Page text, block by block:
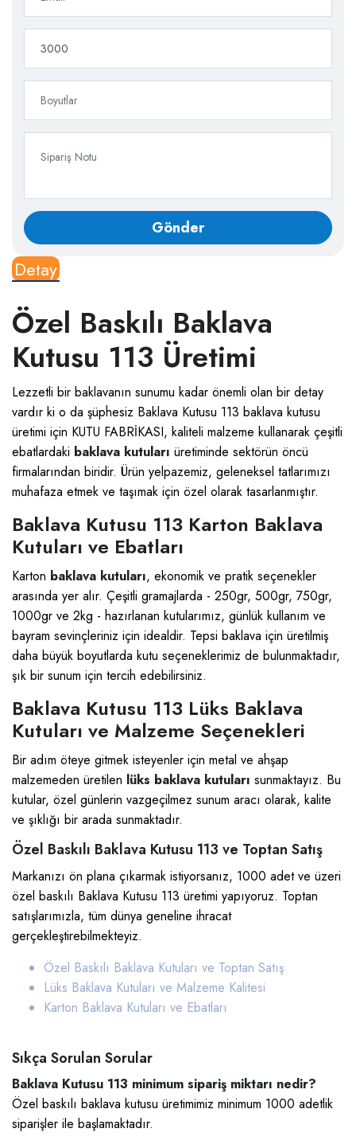
Detay
Özel Baskılı Baklava
Kutusu 113 Üretimi
Lezzetli bir baklavanın sunumu kadar önemli olan bir detay
vardır ki o da şüphesiz Baklava Kutusu 113 baklava kutusu
üretimi için KUTU FABRİKASI, kaliteli malzeme kullanarak çeşitli
ebatlardaki baklava kutuları üretiminde sektörün öncü
firmalarından biridir. Ürün yelpazemiz, geleneksel tatlarımızı
muhafaza etmek ve taşımak için özel olarak tasarlanmıştır.
Baklava Kutusu 113 Karton Baklava
Kutuları ve Ebatları
Karton baklava kutuları, ekonomik ve pratik seçenekler
arasında yer alır. Çeşitli gramajlarda - 250gr, 500gr, 750gr,
1000gr ve 2kg - hazırlanan kutularımız, günlük kullanım ve
bayram sevinçleriniz için idealdir. Tepsi baklava için üretilmiş
daha büyük boyutlarda kutu seçeneklerimiz de bulunmaktadır,
şık bir sunum için tercih edebilirsiniz.
Baklava Kutusu 113 Lüks Baklava
Kutuları ve Malzeme Seçenekleri
Bir adım öteye gitmek isteyenler için metal ve ahşap
malzemeden üretilen lüks baklava kutuları sunmaktayız. Bu
kutular, özel günlerin vazgeçilmez sunum aracı olarak, kalite
ve şıklığı bir arada sunmaktadır.
Özel Baskılı Baklava Kutusu 113 ve Toptan Satış
Markanızı ön plana çıkarmak istiyorsanız, 1000 adet ve üzeri
özel baskılı Baklava Kutusu 113 üretimi yapıyoruz. Toptan
satışlarımızla, tüm dünya geneline ihracat
gerçekleştirebilmekteyiz.
Özel Baskılı Baklava Kutuları ve Toptan Satış
Lüks Baklava Kutuları ve Malzeme Kalitesi
Karton Baklava Kutuları ve Ebatları
Sıkça Sorulan Sorular
Baklava Kutusu 113 minimum sipariş miktarı nedir?
Özel baskılı baklava kutusu üretimimiz minimum 1000 adetlik
siparişler ile başlamaktadır.